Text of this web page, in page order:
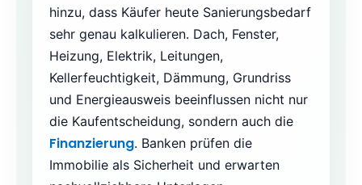
hinzu, dass Käufer heute Sanierungsbedarf
sehr genau kalkulieren. Dach, Fenster,
Heizung, Elektrik, Leitungen,
Kellerfeuchtigkeit, Dämmung, Grundriss
und Energieausweis beeinflussen nicht nur
die Kaufentscheidung, sondern auch die
Finanzierung. Banken prüfen die
Immobilie als Sicherheit und erwarten